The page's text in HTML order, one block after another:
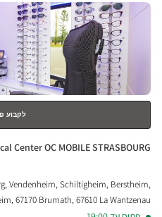
לחץ
ENTER
למידע
לקבוע
חנות:
Center OC MOBILE STRASBOURG
Vendenheim, Schiltigheim, Berstheim,
67170 Brumath, 67610 La Wantzenau